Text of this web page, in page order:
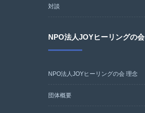
対談
NPO法人JOYヒーリングの会
NPO法人JOYヒーリングの会 理念
団体概要